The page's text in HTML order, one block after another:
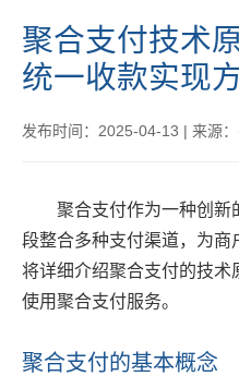
聚合支付技术
统一收款实现
发布时间：2025-04-13 | 来源
聚合支付作为一种创新
段整合多种支付渠道，为
将详细介绍聚合支付的技术
使用聚合支付服务。
聚合支付的基本概念